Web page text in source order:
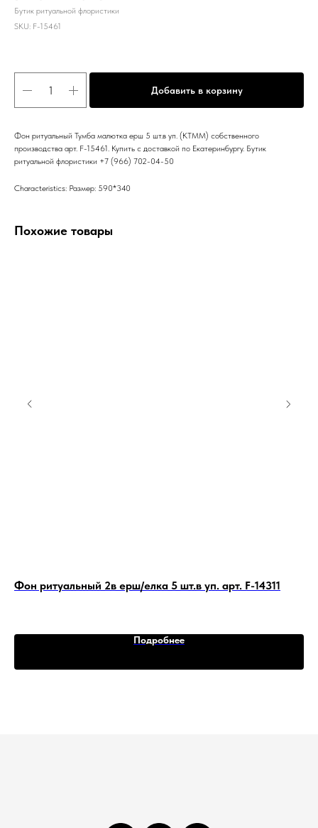
Бутик ритуальной флористики
SKU: F-15461
Добавить в корзину
Фон ритуальный Тумба малютка ерш 5 шт.в уп. (КТММ) собственного
производства арт. F-15461. Купить с доставкой по Екатеринбургу. Бутик
ритуальной флористики +7 (966) 702-04-50
Characteristics: Размер: 590*340
Похожие товары
Фон ритуальный 2в ерш/елка 5 шт.в уп. арт. F-14311
Подробнее